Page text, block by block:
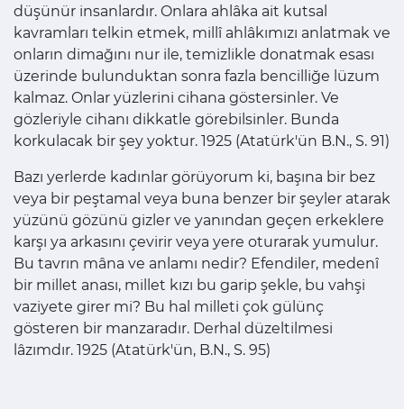
düşünür insanlardır. Onlara ahlâka ait kutsal
kavramları telkin etmek, millî ahlâkımızı anlatmak ve
onların dimağını nur ile, temizlikle donatmak esası
üzerinde bulunduktan sonra fazla bencilliğe lüzum
kalmaz. Onlar yüzlerini cihana göstersinler. Ve
gözleriyle cihanı dikkatle görebilsinler. Bunda
korkulacak bir şey yoktur. 1925 (Atatürk'ün B.N., S. 91)
Bazı yerlerde kadınlar görüyorum ki, başına bir bez
veya bir peştamal veya buna benzer bir şeyler atarak
yüzünü gözünü gizler ve yanından geçen erkeklere
karşı ya arkasını çevirir veya yere oturarak yumulur.
Bu tavrın mâna ve anlamı nedir? Efendiler, medenî
bir millet anası, millet kızı bu garip şekle, bu vahşi
vaziyete girer mi? Bu hal milleti çok gülünç
gösteren bir manzaradır. Derhal düzeltilmesi
lâzımdır. 1925 (Atatürk'ün, B.N., S. 95)